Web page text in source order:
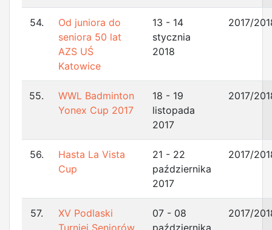
54.
Od juniora do
seniora 50 lat
AZS UŚ
Katowice
13 - 14
stycznia
2018
2017/
55.
WWL Badminton
Yonex Cup 2017
18 - 19
listopada
2017
2017/
56.
Hasta La Vista
Cup
21 - 22
października
2017
2017/
57.
XV Podlaski
07 - 08
2017/